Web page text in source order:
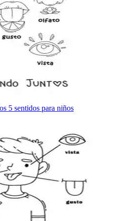
5 sentidos para niños